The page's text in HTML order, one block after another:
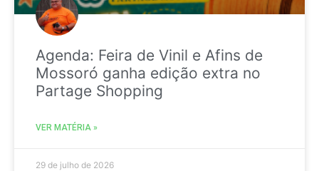
Agenda: Feira de Vinil e Afins de
Mossoró ganha edição extra no
Partage Shopping
VER MATÉRIA »
29 de julho de 2026